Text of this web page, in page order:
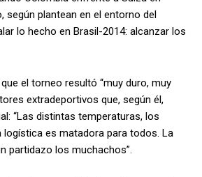
según plantean en el entorno del
lo hecho en Brasil-2014: alcanzar los
el torneo resultó “muy duro, muy
extradeportivos que, según él,
“Las distintas temperaturas, los
logística es matadora para todos. La
partidazo los muchachos”.